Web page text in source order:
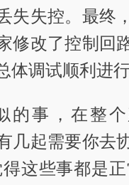
失失控。最终
修改了控制回
体调试顺利进行
的事，在整
几起需要你去
这些事都是